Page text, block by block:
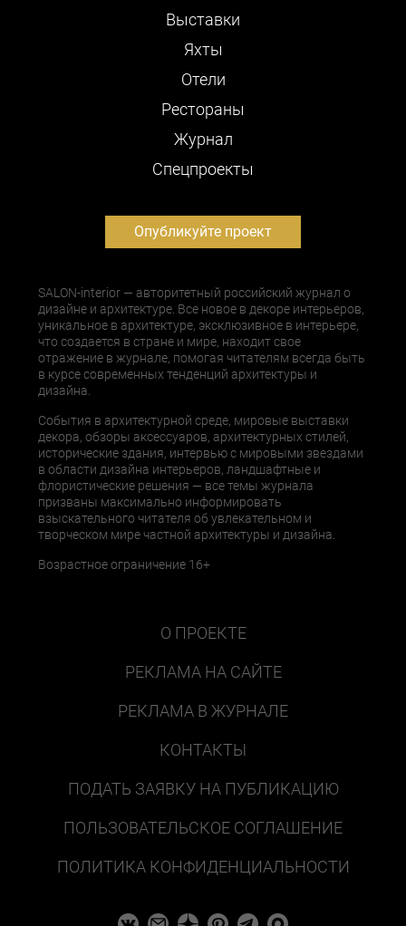
Выставки
Яхты
Отели
Рестораны
Журнал
Cпецпроекты
Опубликуйте проект
SALON-interior — авторитетный российский журнал о
дизайне и архитектуре. Все новое в декоре интерьеров,
уникальное в архитектуре, эксклюзивное в интерьере,
что создается в стране и мире, находит свое
отражение в журнале, помогая читателям всегда быть
в курсе современных тенденций архитектуры и
дизайна.
События в архитектурной среде, мировые выставки
декора, обзоры аксессуаров, архитектурных стилей,
исторические здания, интервью с мировыми звездами
в области дизайна интерьеров, ландшафтные и
флористические решения — все темы журнала
призваны максимально информировать
взыскательного читателя об увлекательном и
творческом мире частной архитектуры и дизайна.
Возрастное ограничение 16+
О ПРОЕКТЕ
РЕКЛАМА НА САЙТЕ
РЕКЛАМА В ЖУРНАЛЕ
КОНТАКТЫ
ПОДАТЬ ЗАЯВКУ НА ПУБЛИКАЦИЮ
ПОЛЬЗОВАТЕЛЬСКОЕ СОГЛАШЕНИЕ
ПОЛИТИКА КОНФИДЕНЦИАЛЬНОСТИ